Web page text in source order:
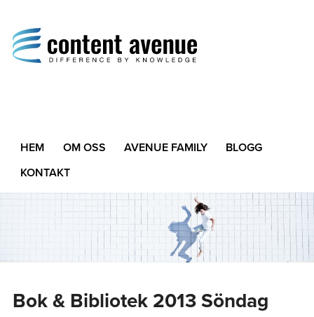
Difference by Knowledge
HEM OM OSS AVENUE FAMILY
BLOGG
KONTAKT
Bok & Bibliotek 2013 Söndag